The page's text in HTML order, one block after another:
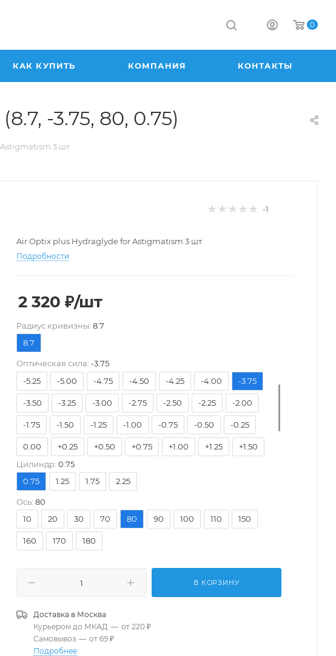
0
КАК КУПИТЬ КОМПАНИЯ КОНТАКТЫ
-3.75, 80, 0.75)
3 шт
-1
Air Optix plus Hydraglyde for Astigmatism 3 шт
Подробности
2 320 ₽/шт
Pадиус кривизны: 8.7
8.7
Оптическая сила: -3.75
-7.00
-5.25 -5.00 -4.75 -4.50 -4.25 -4.00 -3.75
-3.50 -3.25 -3.00 -2.75 -2.50 -2.25 -2.00
-1.75 -1.50 -1.25 -1.00 -0.75 -0.50 -0.25
0.00 +0.25 +0.50 +0.75 +1.00 +1.25 +1.50
+1.75 +2.00
+3.50 +3.75 +4.00
Цилиндр: 0.75
0.75
1.25 1.75 2.25
Ось: 80
10
20 30 70 80 90 100 110 150
160 170 180
В КОРЗИНУ
Доставка в Москва
Курьером до МКАД — от 220 ₽
Самовывоз — от 69 ₽
Подробнее